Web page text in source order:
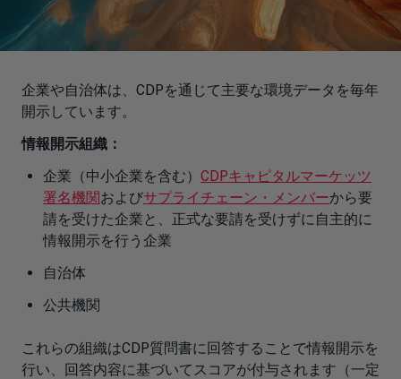
企業や自治体は、CDPを通じて主要な環境データを毎年
開示しています。
情報開示組織：
企業（中小企業を含む） CDPキャピタルマーケッツ
署名機関およびサプライチェーン・メンバーから要
請を受けた企業と、正式な要請を受けずに自主的に
情報開示を行う企業
自治体
公共機関
これらの組織はCDP質問書に回答することで情報開示を
行い、回答内容に基づいてスコアが付与されます（一定